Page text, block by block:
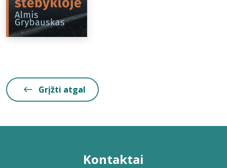
Grįžti atgal
Kontaktai